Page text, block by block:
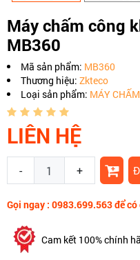
Máy chấm công
MB360
Mã sản phẩm: MB360
Thương hiệu: Zkteco
Loại sản phẩm: MÁY
LIÊN HỆ
- +
Gọi ngay : 0983.699.563 để
Cam kết 100% chính